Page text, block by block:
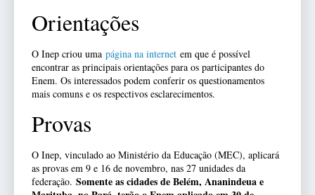
Orientações
O Inep criou uma página na internet em que é possível
encontrar as principais orientações para os participantes do
Enem. Os interessados podem conferir os questionamentos
mais comuns e os respectivos esclarecimentos.
Provas
O Inep, vinculado ao Ministério da Educação (MEC), aplicará
as provas em 9 e 16 de novembro, nas 27 unidades da
federação. Somente as cidades de Belém, Ananindeua e